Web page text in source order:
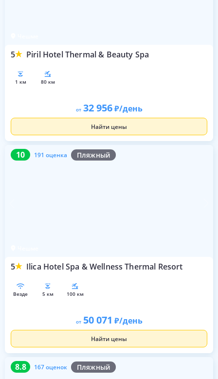
5 Piril Hotel Thermal & Beauty Spa
1 км 80 км
от 32 956 /день
Найти цены
10 191 оценка Пляжный
5 Ilica Hotel Spa & Wellness Thermal Resort
10 191 оценка
везде 5 км 100 км
от 50 071 /день
Найти цены
8.8 167 оценок Пляжный
8.8 167 оценок